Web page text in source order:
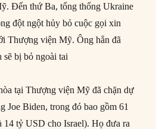
Đến thứ Ba, tổng thống Ukraine
đột ngột hủy bỏ cuộc gọi xin
Thượng viện Mỹ. Ông hẳn đã
bị bỏ ngoài tai
tại Thượng viện Mỹ đã chặn dự
Joe Biden, trong đó bao gồm 61
tỷ USD cho Israel). Họ đưa ra